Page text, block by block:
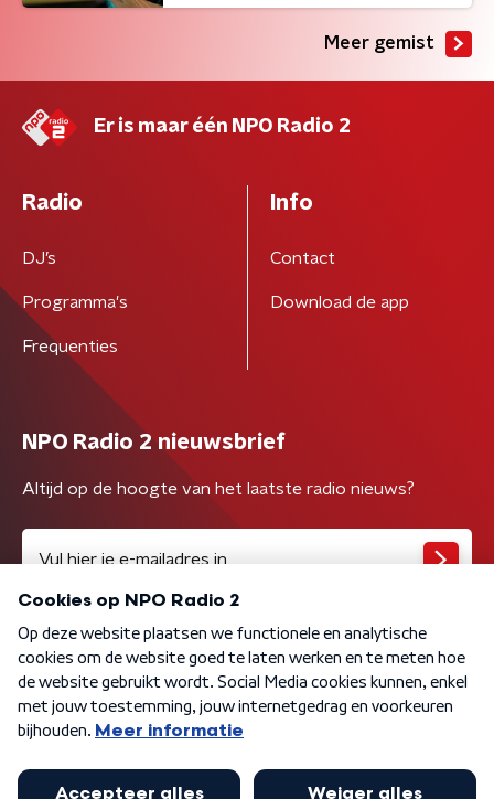
Meer gemist
Er is maar één NPO Radio 2
Radio
DJ’s
Programma's
Frequenties
Info
Contact
Download de app
NPO Radio 2 nieuwsbrief
Altijd op de hoogte van het laatste radio nieuws?
Algemene voorwaarden